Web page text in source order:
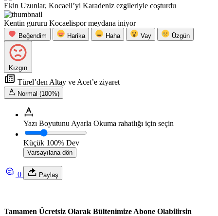
Ekin Uzunlar, Kocaeli’yi Karadeniz ezgileriyle coşturdu
Kentin gururu Kocaelispor meydana iniyor
Beğendim Harika Haha Vay Üzgün
Kızgın
Türel’den Altay ve Acet’e ziyaret
Normal (100%)
Yazı Boyutunu Ayarla Okuma rahatlığı için seçin
Küçük 100% Dev
Varsayılana dön
0 Paylaş
Tamamen Ücretsiz Olarak Bültenimize Abone Olabilirsin